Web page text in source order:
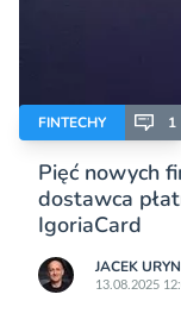
FINTECHY 1
Pięć nowych
dostawca
IgoriaCard
JACEK
13.08.2025